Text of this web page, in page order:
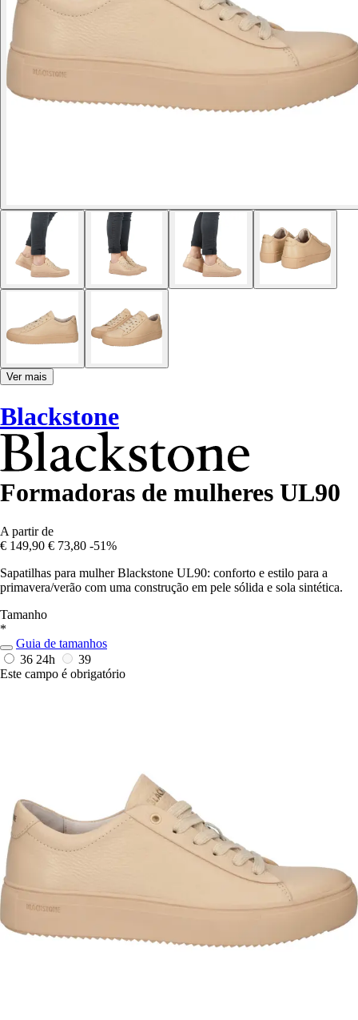
Ver mais
Blackstone
Formadoras de mulheres UL90
A partir de
€ 149,90 € 73,80 -51%
Sapatilhas para mulher Blackstone UL90: conforto e estilo para a
primavera/verão com uma construção em pele sólida e sola sintética.
Tamanho
*
Guia de tamanhos
36 24h
39
Este campo é obrigatório